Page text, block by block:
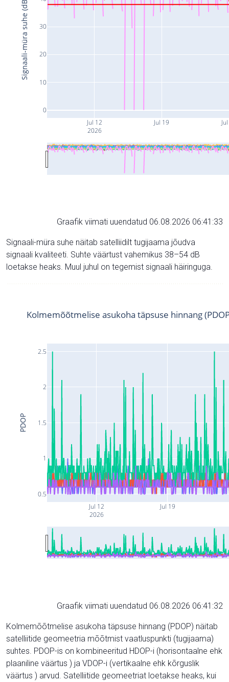
Jul 12
2026
Jul 19
0
10
20
30
Signaali-müra suhe (dB)
Graafik viimati uuendatud 06.08.2026 06:41:33
Signaali-müra suhe näitab satelliidilt tugijaama jõudva
signaali kvaliteeti. Suhte väärtust vahemikus 38–54 dB
loetakse heaks. Muul juhul on tegemist signaali häiringuga.
Jul 12
2026
Jul 19
0.5
1
1.5
2
2.5
Kolmemõõtmelise asukoha täpsuse hinnang
PDOP
Graafik viimati uuendatud 06.08.2026 06:41:32
Kolmemõõtmelise asukoha täpsuse hinnang (PDOP) näitab
satelliitide geomeetria mõõtmist vaatluspunkti (tugijaama)
suhtes. PDOP-is on kombineeritud HDOP-i (horisontaalne ehk
plaaniline väärtus ) ja VDOP-i (vertikaalne ehk kõrguslik
väärtus ) arvud. Satelliitide geomeetriat loetakse heaks, kui